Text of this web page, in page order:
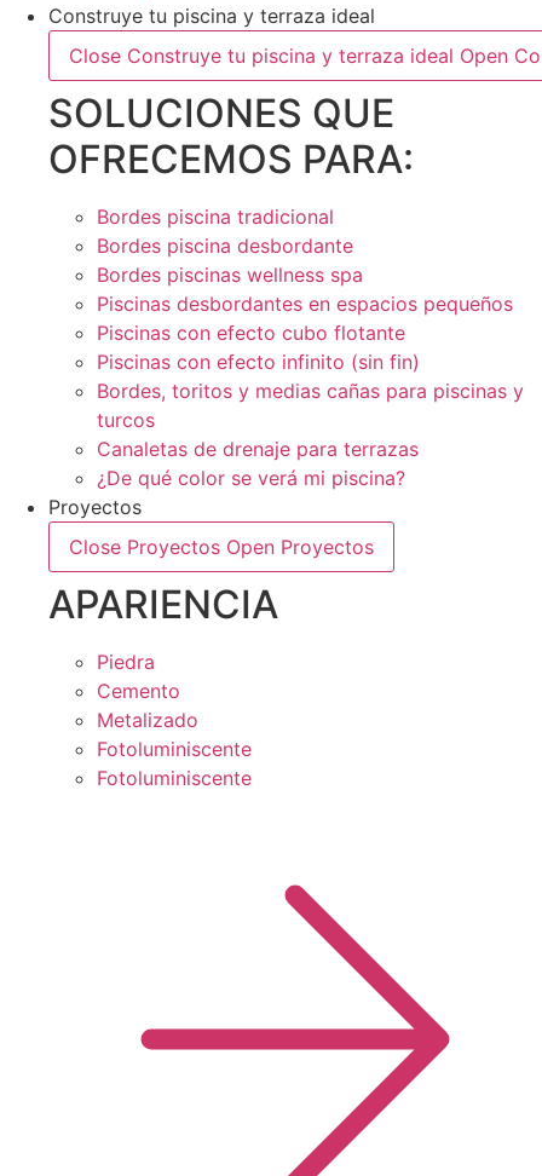
Construye tu piscina y terraza ideal
Close Construye tu piscina y terraza ideal Open
SOLUCIONES QUE
OFRECEMOS PARA:
Bordes piscina tradicional
Bordes piscina desbordante
Bordes piscinas wellness spa
Piscinas desbordantes en espacios pequeños
Piscinas con efecto cubo flotante
Piscinas con efecto infinito (sin fin)
Bordes, toritos y medias cañas para piscinas y
turcos
Canaletas de drenaje para terrazas
¿De qué color se verá mi piscina?
Proyectos
Close Proyectos Open Proyectos
APARIENCIA
Piedra
Cemento
Metalizado
Fotoluminiscente
Fotoluminiscente